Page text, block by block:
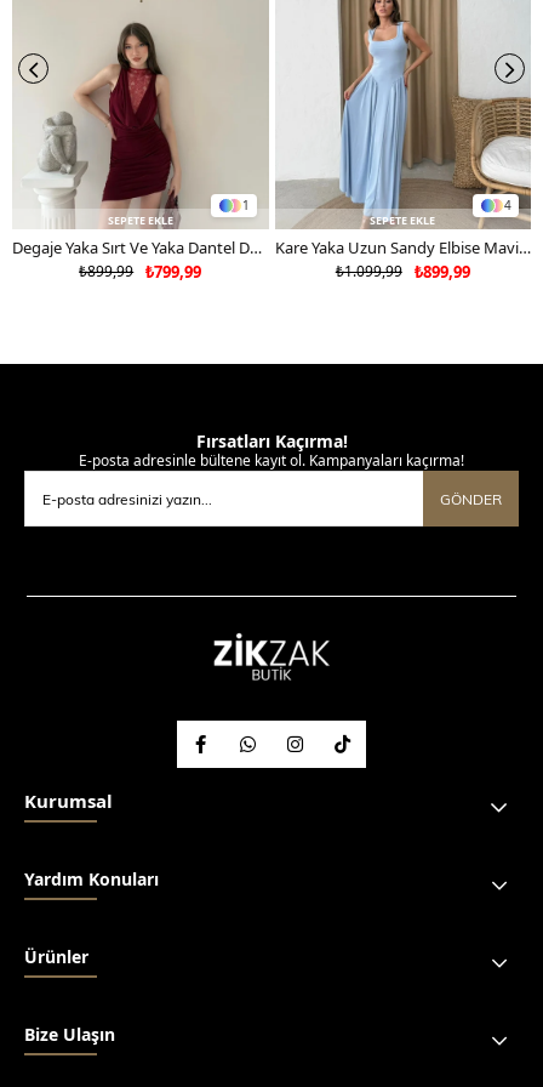
1
SEPETE EKLE
Degaje Yaka Sırt Ve Yaka Dantel Detay Mini Sandy Elbise Bordo 2104
₺799,99
₺899,99
4
SEPETE EKLE
Kare Yaka Uzun Sandy Elbise Mavi 2102
₺899,99
₺1.099,99
Fırsatları Kaçırma!
E-posta adresinle bültene kayıt ol. Kampanyaları kaçırma!
GÖNDER
Kurumsal
Yardım Konuları
Ürünler
Bize Ulaşın